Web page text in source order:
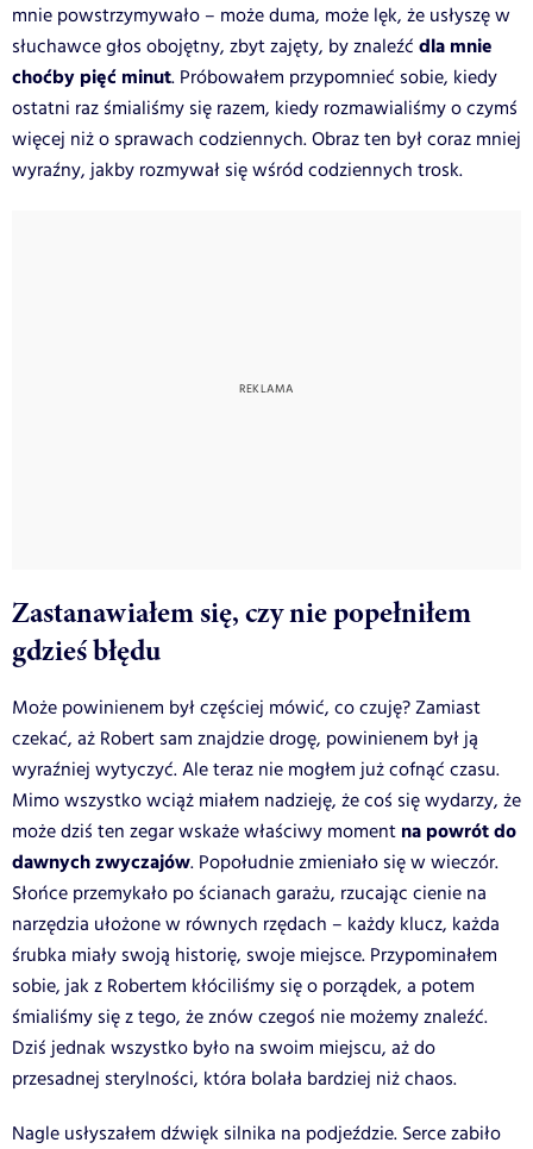
mnie powstrzymywało – może duma, może lęk, że usłyszę w
słuchawce głos obojętny, zbyt zajęty, by znaleźć dla mnie
choćby pięć minut. Próbowałem przypomnieć sobie, kiedy
ostatni raz śmialiśmy się razem, kiedy rozmawialiśmy o czymś
więcej niż o sprawach codziennych. Obraz ten był coraz mniej
wyraźny, jakby rozmywał się wśród codziennych trosk.
Zastanawiałem się, czy nie popełniłem
gdzieś błędu
Może powinienem był częściej mówić, co czuję? Zamiast
czekać, aż Robert sam znajdzie drogę, powinienem był ją
wyraźniej wytyczyć. Ale teraz nie mogłem już cofnąć czasu.
Mimo wszystko wciąż miałem nadzieję, że coś się wydarzy, że
może dziś ten zegar wskaże właściwy moment na powrót do
dawnych zwyczajów. Popołudnie zmieniało się w wieczór.
Słońce przemykało po ścianach garażu, rzucając cienie na
narzędzia ułożone w równych rzędach – każdy klucz, każda
śrubka miały swoją historię, swoje miejsce. Przypominałem
sobie, jak z Robertem kłóciliśmy się o porządek, a potem
śmialiśmy się z tego, że znów czegoś nie możemy znaleźć.
Dziś jednak wszystko było na swoim miejscu, aż do
przesadnej sterylności, która bolała bardziej niż chaos.
Nagle usłyszałem dźwięk silnika na podjeździe. Serce zabiło